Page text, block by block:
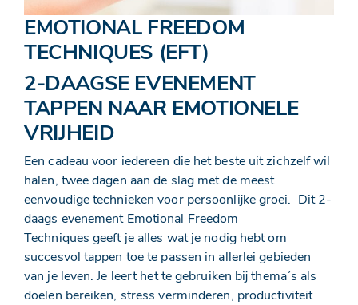
EMOTIONAL FREEDOM
TECHNIQUES (EFT)
2-DAAGSE EVENEMENT
TAPPEN NAAR EMOTIONELE
VRIJHEID
Een cadeau voor iedereen die het beste uit zichzelf wil
halen, twee dagen aan de slag met de meest
eenvoudige technieken voor persoonlijke groei. Dit 2-
daags evenement Emotional Freedom
Techniques geeft je alles wat je nodig hebt om
succesvol tappen toe te passen in allerlei gebieden
van je leven. Je leert het te gebruiken bij thema´s als
doelen bereiken, stress verminderen, productiviteit